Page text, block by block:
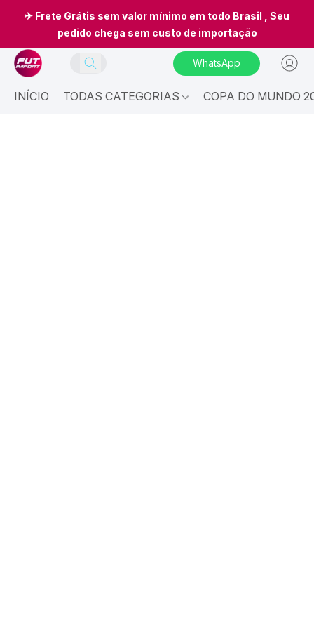
✈ Frete Grátis sem valor mínimo em todo Brasil , Seu
pedido chega sem custo de importação
WhatsApp
INÍCIO TODAS CATEGORIAS COPA DO MUNDO